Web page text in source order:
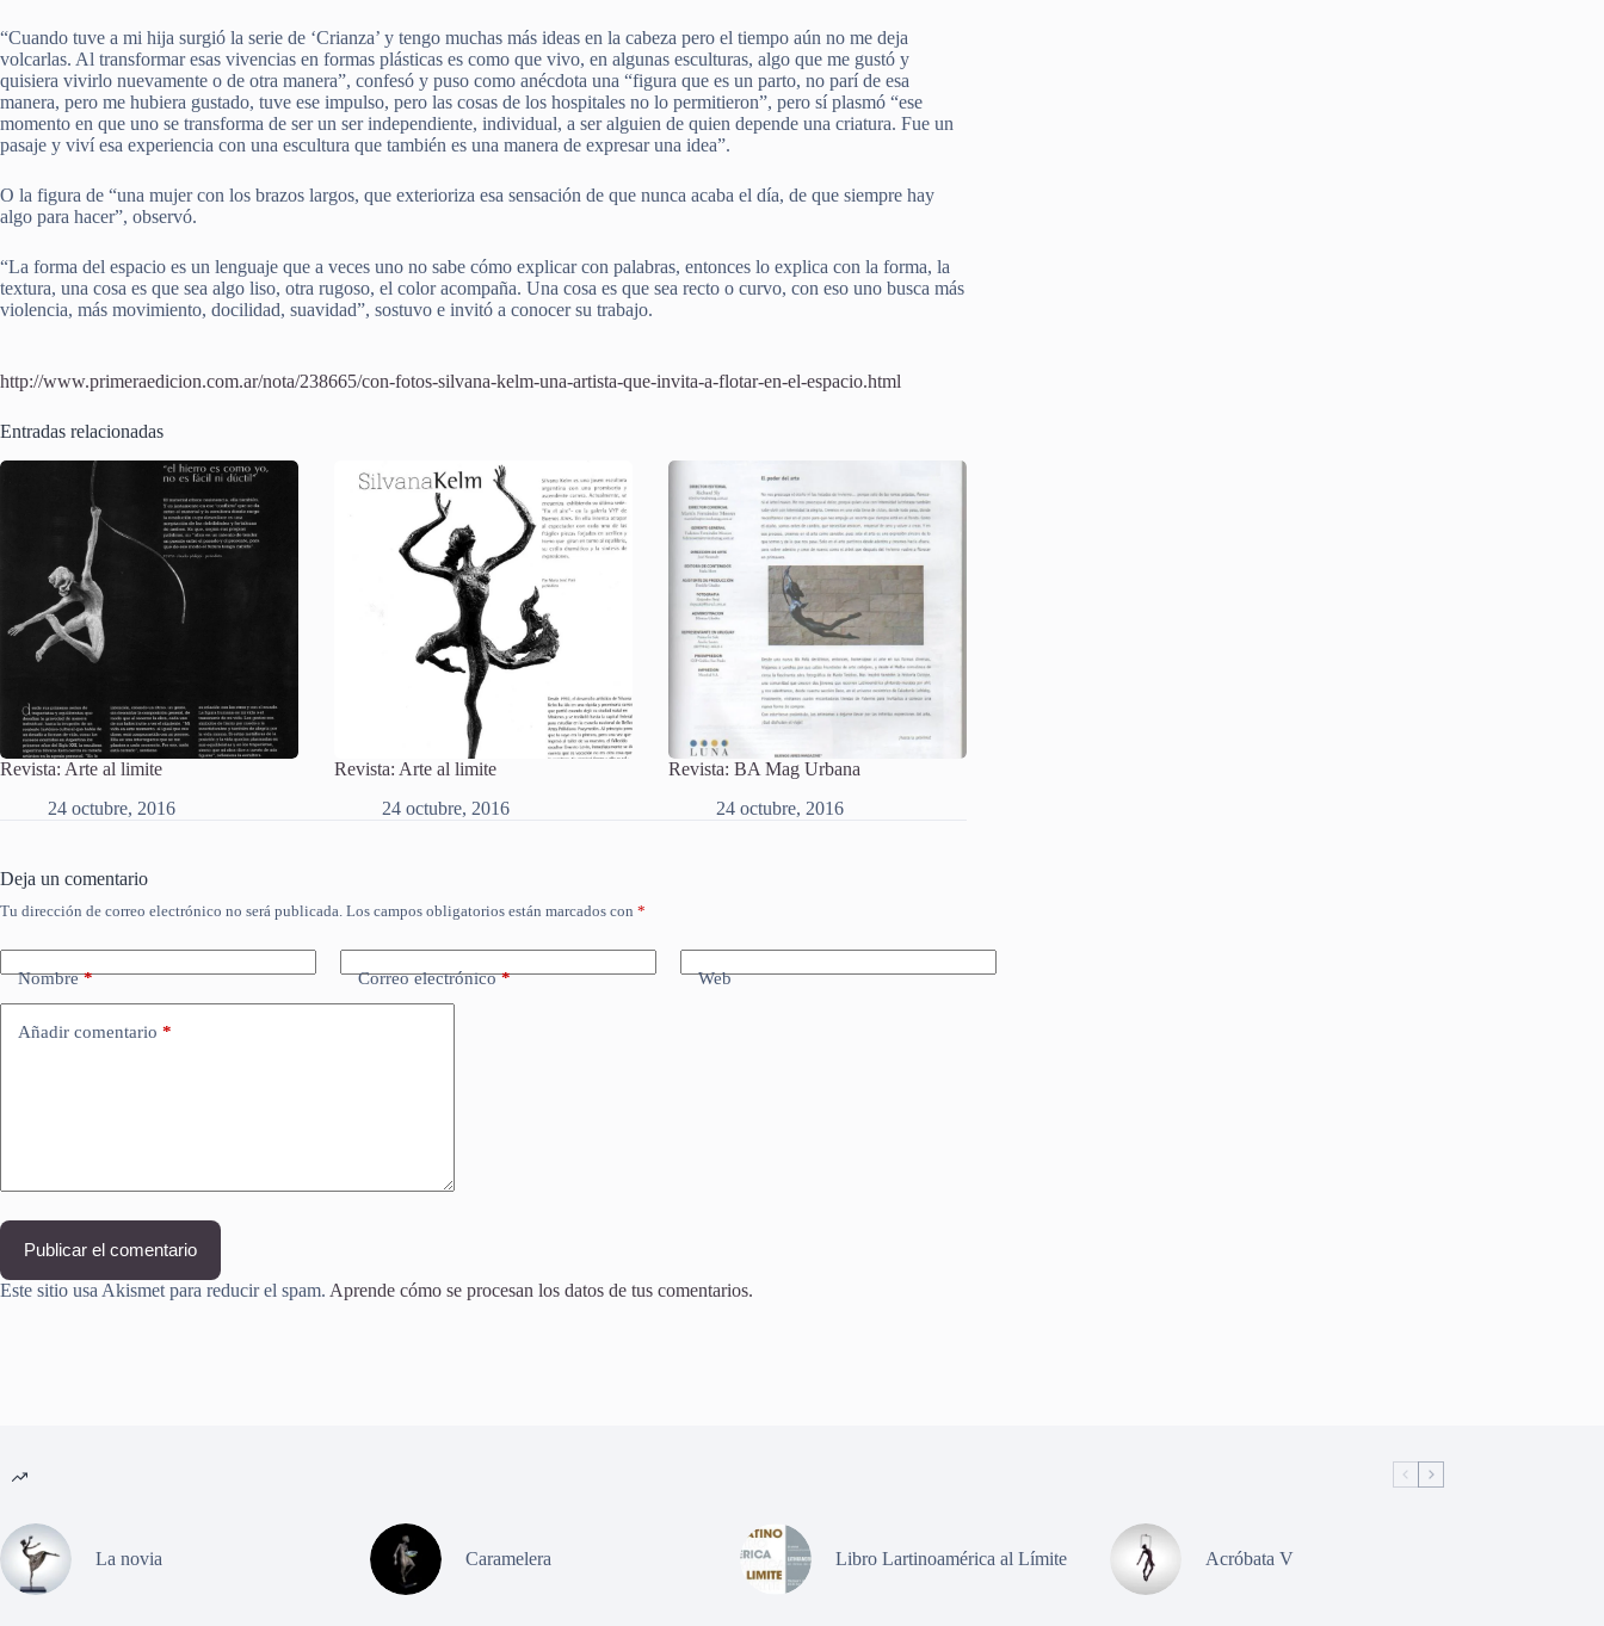
“Cuando tuve a mi hija surgió la serie de ‘Crianza’ y tengo muchas más ideas en la cabeza pero el tiempo aún no me deja
volcarlas. Al transformar esas vivencias en formas plásticas es como que vivo, en algunas esculturas, algo que me gustó y
quisiera vivirlo nuevamente o de otra manera”, confesó y puso como anécdota una “figura que es un parto, no parí de esa
manera, pero me hubiera gustado, tuve ese impulso, pero las cosas de los hospitales no lo permitieron”, pero sí plasmó “ese
momento en que uno se transforma de ser un ser independiente, individual, a ser alguien de quien depende una criatura. Fue un
pasaje y viví esa experiencia con una escultura que también es una manera de expresar una idea”.
O la figura de “una mujer con los brazos largos, que exterioriza esa sensación de que nunca acaba el día, de que siempre hay
algo para hacer”, observó.
“La forma del espacio es un lenguaje que a veces uno no sabe cómo explicar con palabras, entonces lo explica con la forma, la
textura, una cosa es que sea algo liso, otra rugoso, el color acompaña. Una cosa es que sea recto o curvo, con eso uno busca más
violencia, más movimiento, docilidad, suavidad”, sostuvo e invitó a conocer su trabajo.
http://www.primeraedicion.com.ar/nota/238665/con-fotos-silvana-kelm-una-artista-que-invita-a-flotar-en-el-espacio.html
Entradas relacionadas
Revista: Arte al limite
24 octubre, 2016
Revista: Arte al limite
24 octubre, 2016
Revista: BA Mag Urbana
24 octubre, 2016
Deja un comentario
Tu dirección de correo electrónico no será publicada. Los campos obligatorios están marcados con *
Nombre* Correo electrónico* Web
Añadir comentario *
Publicar el comentario
Este sitio usa Akismet para reducir el spam. Aprende cómo se procesan los datos de tus comentarios.
La novia Caramelera Libro Lartinoamérica al Límite Acróbata V